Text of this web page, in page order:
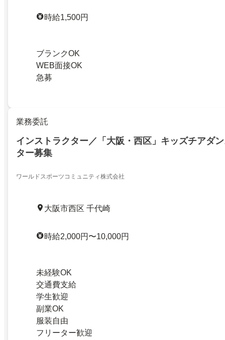
時給1,500円
ブランクOK
WEB面接OK
急募
業務委託
インストラクター／「大阪・西区」キッズチアダ
ター募集
ワールドスポーツコミュニティ株式会社
大阪市西区 千代崎
時給2,000円〜10,000円
未経験OK
交通費支給
学生歓迎
副業OK
服装自由
フリーター歓迎